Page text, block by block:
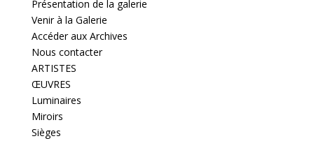
Présentation de la galerie
Venir à la Galerie
Accéder aux Archives
Nous contacter
ARTISTES
ŒUVRES
Luminaires
Miroirs
Sièges